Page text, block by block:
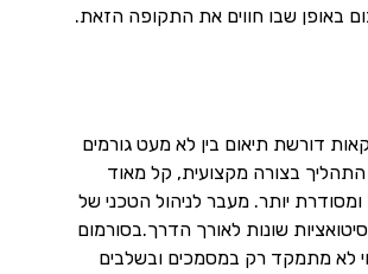
באופן שבו חווים את התקופה הזאת.
דורשת תיאום בין לא מעט גורמים
התהליך בצורה מקצועית, קל מאוד
יותר. מעבר לניהול הטכני של
שונות לאורך הדרך.בסורמום
לא מתמקד רק במסמכים ובשלבים